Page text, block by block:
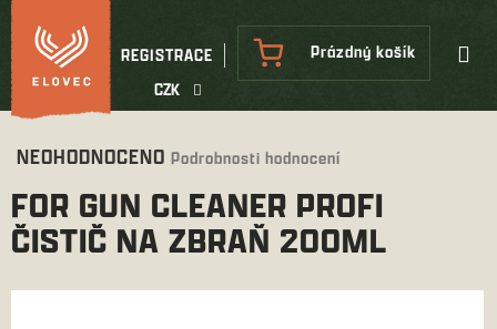
Přejít
na
obsah
CZK
REGISTRACE
NÁKUPNÍ
KOŠÍK
Prázdný košík
Průměrné
produktu
je
0,0
NEOHODNOCENO Podrobnosti hodnocení
FOR GUN CLEANER PROFI
ČISTIČ NA ZBRAŇ 200ML